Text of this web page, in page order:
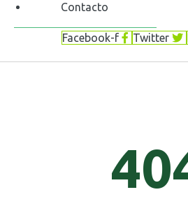
Contacto
Facebook-f Twitter